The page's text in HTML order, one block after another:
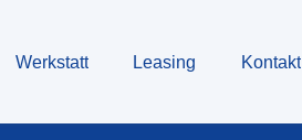
Werkstatt Leasing Kontakt